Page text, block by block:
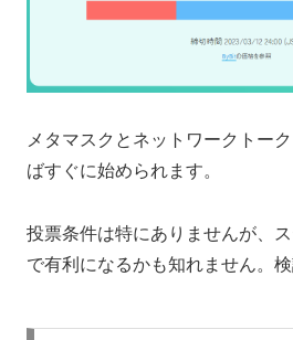
メタマスクとネットワークトー
ばすぐに始められます。
投票条件は特にありませんが、
で有利になるかも知れません。